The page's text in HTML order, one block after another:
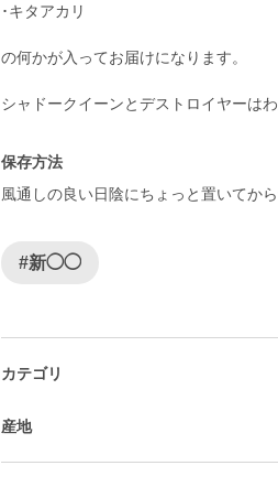
･キタアカリ
の何かが入ってお届けになります。
シャドークイーンとデストロイヤーは
保存方法
風通しの良い日陰にちょっと置いてか
#新◯◯
カテゴリ
産地